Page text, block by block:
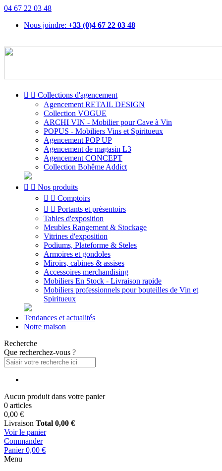
04 67 22 03 48
Nous joindre: +33 (0)4 67 22 03 48
  Collections d'agencement
Agencement RETAIL DESIGN
Collection VOGUE
ARCHI VIN - Mobilier pour Cave à Vin
POPUS - Mobiliers Vins et Spiritueux
Agencement POP UP
Agencement de magasin L3
Agencement CONCEPT
Collection Bohême Addict
  Nos produits
  Comptoirs
  Portants et présentoirs
Tables d'exposition
Meubles Rangement & Stockage
Vitrines d'exposition
Podiums, Plateforme & Steles
Armoires et gondoles
Miroirs, cabines & assises
Accessoires merchandising
Mobiliers En Stock - Livraison rapide
Mobiliers professionnels pour bouteilles de Vin et
Spiritueux
Tendances et actualités
Notre maison
Recherche
Que recherchez-vous ?
Aucun produit dans votre panier
0 articles
0,00 €
Livraison Total 0,00 €
Voir le panier
Commander
Panier 0,00 €
Menu